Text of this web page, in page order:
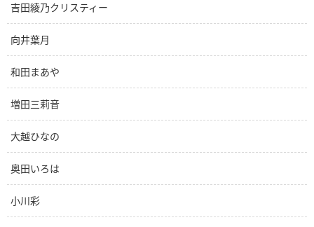
吉田綾乃クリスティー
向井葉月
和田まあや
増田三莉音
大越ひなの
奥田いろは
小川彩